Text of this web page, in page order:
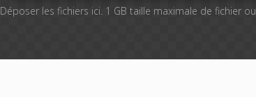
Déposer les fichiers ici. 1 GB taille maximale de fichier ou